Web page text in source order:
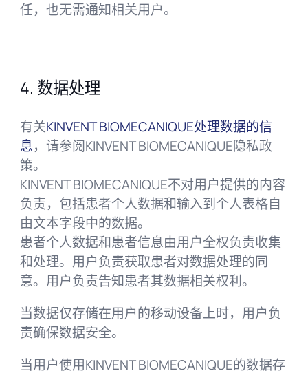
任，也无需通知相关用户。
4. 数据处理
有关KINVENT BIOMECANIQUE处理数据的信
息，请参阅KINVENT BIOMECANIQUE隐私政
策。
KINVENT BIOMECANIQUE不对用户提供的内容
负责，包括患者个人数据和输入到个人表格自
由文本字段中的数据。
患者个人数据和患者信息由用户全权负责收集
和处理。用户负责获取患者对数据处理的同
意。用户负责告知患者其数据相关权利。
当数据仅存储在用户的移动设备上时，用户负
责确保数据安全。
当用户使用KINVENT BIOMECANIQUE的数据存